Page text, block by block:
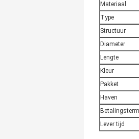
Materiaal
Type
Structuur
Diameter
Lengte
Kleur
Pakket
Haven
Lever tijd